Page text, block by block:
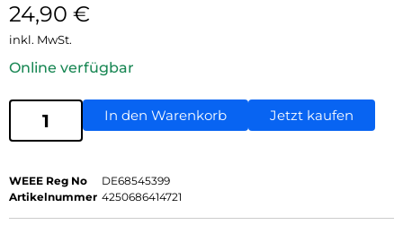
24,90 €
inkl. MwSt.
Online verfügbar
In den Warenkorb Jetzt kaufen
WEEE Reg No
DE68545399
Artikelnummer 4250686414721